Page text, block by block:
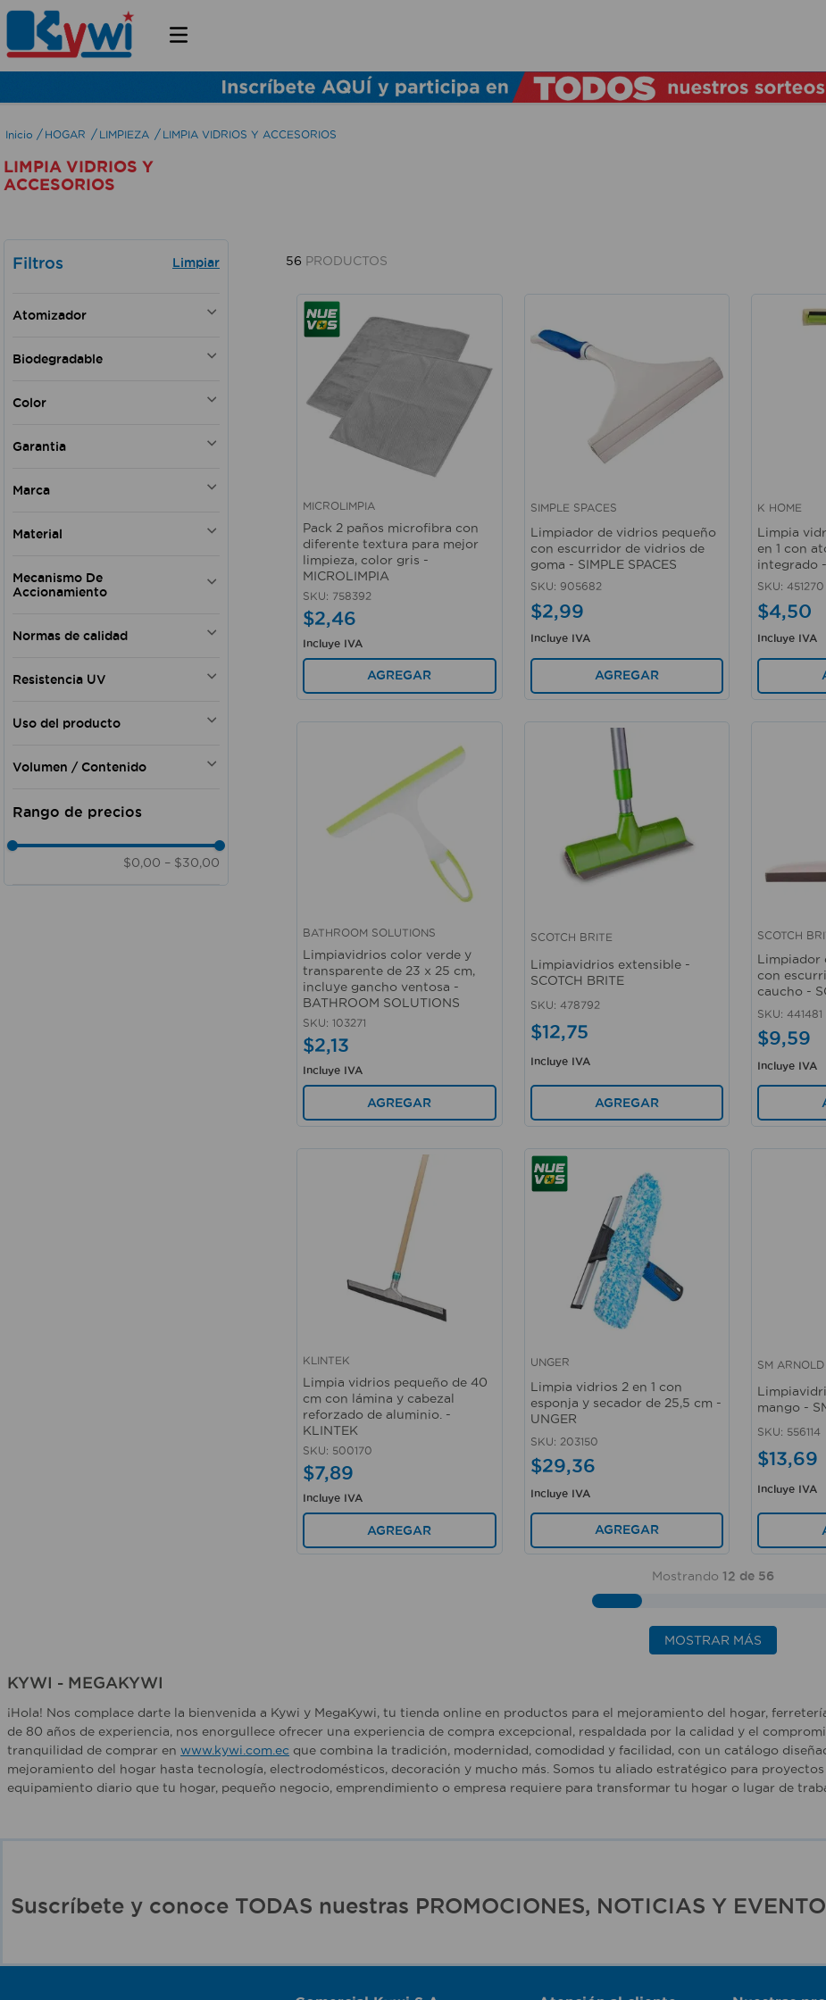
HOGAR LIMPIEZA LIMPIA VIDRIOS Y ACCESORIOS
LIMPIA VIDRIOS Y
ACCESORIOS
Filtros
Atomizador
Biodegradable
Color
Negro
Verde
Azul
Blanco con rojo
Garantia
Marca
K HOME
ULTRA CLEAN
UMBRA
SELLO AZUL
PRODELSOL
Material
Caucho
Poliamida
Poliéster (tela)
Plástico - Metal
Mecanismo De
Accionamiento
Gatillo Manual
Normas de calidad
NSOH02429-13EC
Resistencia UV
Uso del producto
Doméstico - Comercial
Limpieza
Institucional
Doméstico - Automotriz -
Profesional
Volumen / Contenido
1000 ml
$0,00 – $30,00
56 PRODUCTOS
MICROLIMPIA
Pack 2 paños microfibra con
diferente textura para mejor
limpieza, color gris -
MICROLIMPIA
SKU: 758392
$2,46
Incluye IVA
AGREGAR
Vista rápida
SIMPLE SPACES
Limpiador de vidrios pequeño
con escurridor de vidrios de
goma - SIMPLE SPACES
SKU: 905682
$2,99
Incluye IVA
AGREGAR
Vista rápida
K HOME
Limpia
en 1 con
integrado
SKU: 451270
$4,50
Incluye IVA
BATHROOM SOLUTIONS
Limpiavidrios color verde y
transparente de 23 x 25 cm,
incluye gancho ventosa -
BATHROOM SOLUTIONS
SKU: 103271
$2,13
Incluye IVA
AGREGAR
Vista rápida
SCOTCH BRITE
Limpiavidrios extensible -
SCOTCH BRITE
SKU: 478792
$12,75
Incluye IVA
AGREGAR
Vista
SCOTCH
Limpiador
con
caucho -
SKU: 441481
$9,59
Incluye IVA
KLINTEK
Limpia vidrios pequeño de 40
cm con lámina y cabezal
reforzado de aluminio. -
KLINTEK
SKU: 500170
$7,89
Incluye IVA
AGREGAR
UNGER
Limpia vidrios 2 en 1 con
esponja y secador de 25,5 cm -
UNGER
SKU: 203150
$29,36
Incluye IVA
AGREGAR
Vista rápida
SM ARNOLD
mango -
SKU: 556114
$13,69
Incluye IVA
Mostrando 12 de 56
MOSTRAR MÁS
KYWI - MEGAKYWI
¡Hola! Nos complace darte la bienvenida a Kywi y MegaKywi, tu tienda online en productos para el mejoramiento del hogar,
de 80 años de experiencia, nos enorgullece ofrecer una experiencia de compra excepcional, respaldada por la calidad y el
tranquilidad de comprar en www.kywi.com.ec que combina la tradición, modernidad, comodidad y facilidad, con un catálogo
mejoramiento del hogar hasta tecnología, electrodomésticos, decoración y mucho más. Somos tu aliado estratégico para
equipamiento diario que tu hogar, pequeño negocio, emprendimiento o empresa requiere para transformar tu hogar o lugar de
Suscríbete y conoce TODAS nuestras PROMOCIONES, NOTICIAS Y
TÉRMINOS MÁS BUSCADOS
1
lamparas
lavamanos